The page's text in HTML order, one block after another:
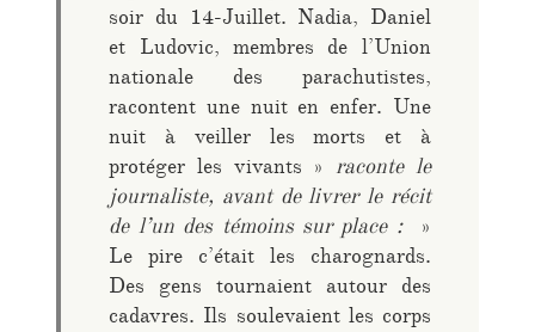
soir du 14-Juillet. Nadia, Daniel
et Ludovic, membres de l’Union
nationale des parachutistes,
racontent une nuit en enfer. Une
nuit à veiller les morts et à
protéger les vivants » raconte le
journaliste, avant de livrer le récit
de l’un des témoins sur place : »
Le pire c’était les charognards.
Des gens tournaient autour des
cadavres. Ils soulevaient les corps